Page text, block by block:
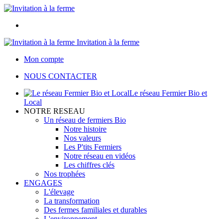
Invitation à la ferme
Mon compte
NOUS CONTACTER
Le réseau Fermier Bio et
Local
NOTRE RESEAU
Un réseau de fermiers Bio
Notre histoire
Nos valeurs
Les P'tits Fermiers
Notre réseau en vidéos
Les chiffres clés
Nos trophées
ENGAGES
L'élevage
La transformation
Des fermes familiales et durables